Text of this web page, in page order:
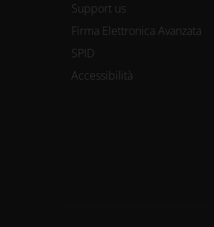
Support us
Firma Elettronica Avanzata
SPID
Accessibilità